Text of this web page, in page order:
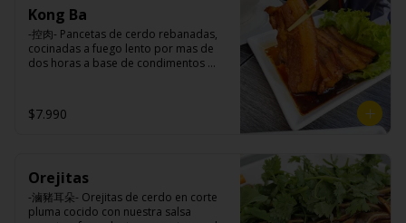
salsa de soya, ajo, agua, azúcar, bolsa
de hierba (canela, anís, pimienta y
comino), mirin (azúcar, arroz, agua,
alcohol), salsa ostra vegana (trigo,
soya, shitake, sal, maíz).
Kong Ba
-控肉- Pancetas de cerdo rebanadas,
cocinadas a fuego lento por mas de
dos horas a base de condimentos
$7.990
Orejitas
-滷豬耳朵- Orejitas de cerdo en corte
pluma cocido con nuestra salsa